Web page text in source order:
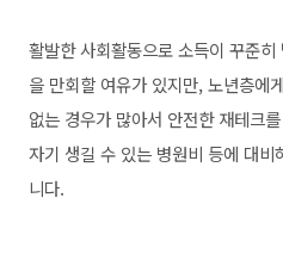
활발한 사회활동으로 소득이 꾸준
을 만회할 여유가 있지만, 노년층에
없는 경우가 많아서 안전한 재테크
자기 생길 수 있는 병원비 등에 대
니다.